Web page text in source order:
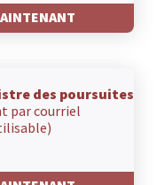
des poursuites
par courriel